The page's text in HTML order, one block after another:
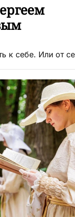
к себе. Или от